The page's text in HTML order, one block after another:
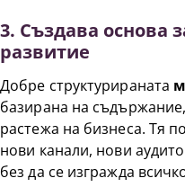
3. Създава основа
развитие
Добре структурираната
базирана на
растежа на бизнеса. Тя
нови канали, нови
без да се изгражда